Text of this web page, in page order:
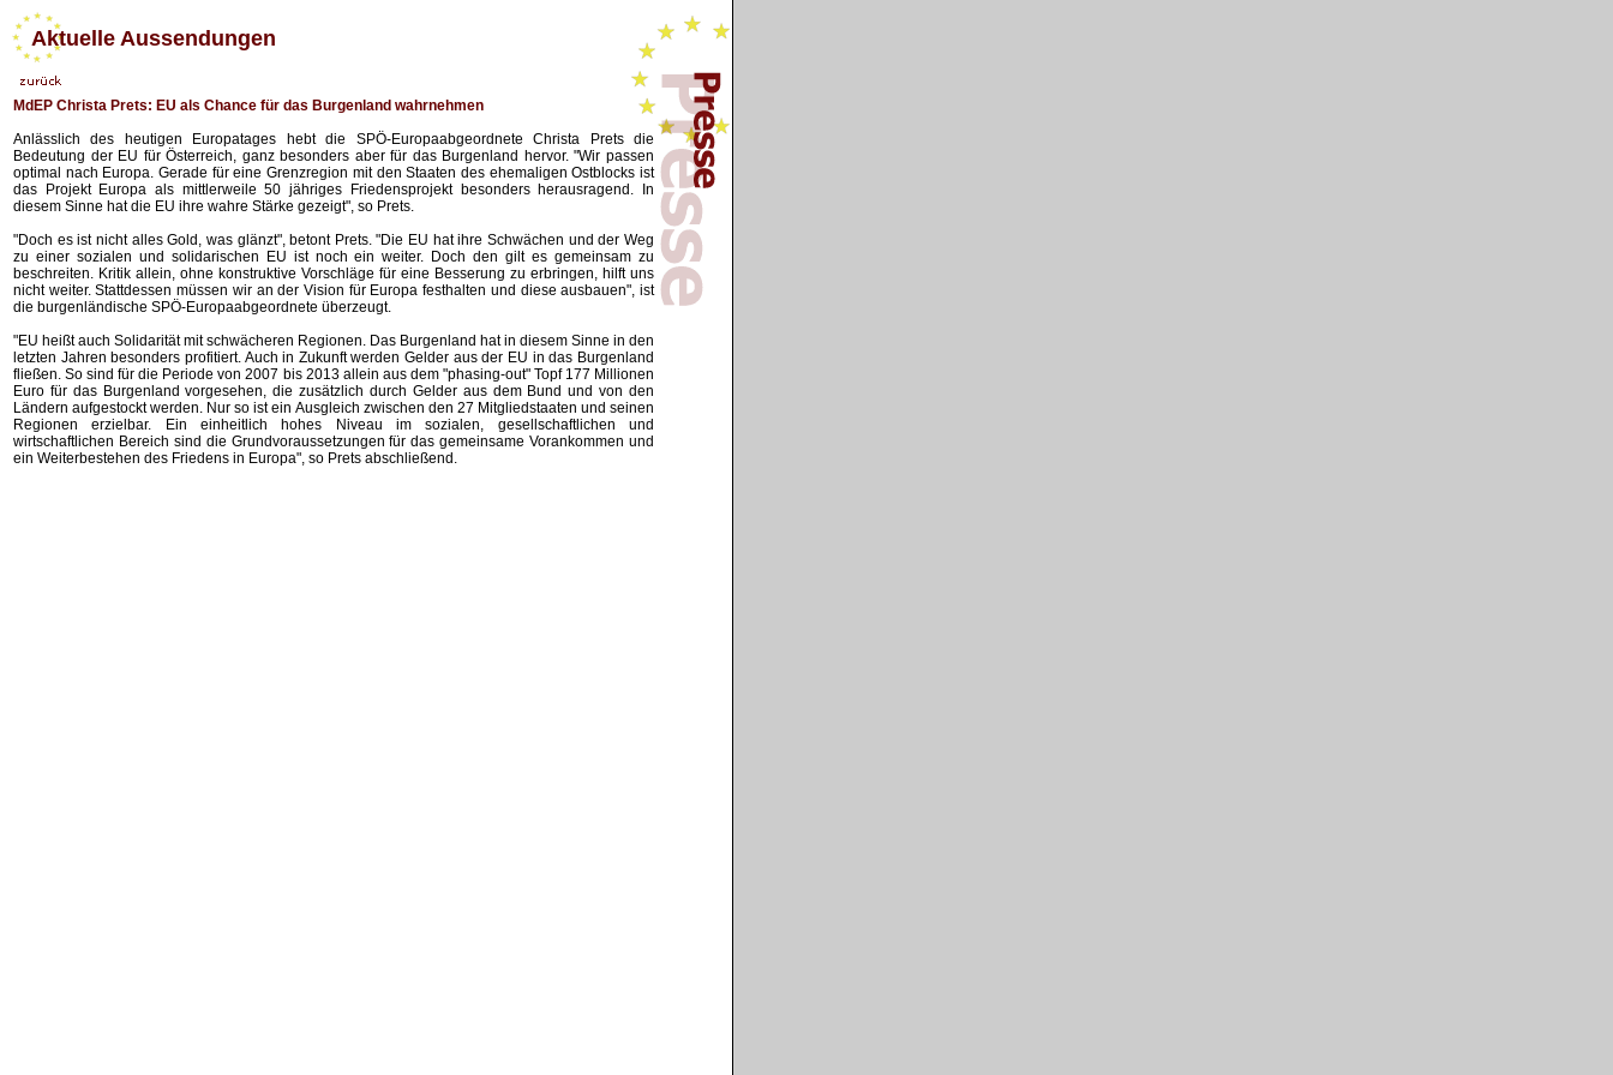
Aktuelle Aussendungen
MdEP Christa Prets: EU als Chance für das Burgenland wahrnehmen
Anlässlich des heutigen Europatages hebt die SPÖ-Europaabgeordnete Christa Prets die
Bedeutung der EU für Österreich, ganz besonders aber für das Burgenland hervor. "Wir passen
optimal nach Europa. Gerade für eine Grenzregion mit den Staaten des ehemaligen Ostblocks ist
das Projekt Europa als mittlerweile 50 jähriges Friedensprojekt besonders herausragend. In
diesem Sinne hat die EU ihre wahre Stärke gezeigt", so Prets.
"Doch es ist nicht alles Gold, was glänzt", betont Prets. "Die EU hat ihre Schwächen und der Weg
zu einer sozialen und solidarischen EU ist noch ein weiter. Doch den gilt es gemeinsam zu
beschreiten. Kritik allein, ohne konstruktive Vorschläge für eine Besserung zu erbringen, hilft uns
nicht weiter. Stattdessen müssen wir an der Vision für Europa festhalten und diese ausbauen", ist
die burgenländische SPÖ-Europaabgeordnete überzeugt.
"EU heißt auch Solidarität mit schwächeren Regionen. Das Burgenland hat in diesem Sinne in den
letzten Jahren besonders profitiert. Auch in Zukunft werden Gelder aus der EU in das Burgenland
fließen. So sind für die Periode von 2007 bis 2013 allein aus dem "phasing-out" Topf 177 Millionen
Euro für das Burgenland vorgesehen, die zusätzlich durch Gelder aus dem Bund und von den
Ländern aufgestockt werden. Nur so ist ein Ausgleich zwischen den 27 Mitgliedstaaten und seinen
Regionen erzielbar. Ein einheitlich hohes Niveau im sozialen, gesellschaftlichen und
wirtschaftlichen Bereich sind die Grundvoraussetzungen für das gemeinsame Vorankommen und
ein Weiterbestehen des Friedens in Europa", so Prets abschließend.